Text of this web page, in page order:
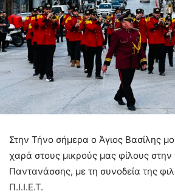
Στην Τήνο σήμερα ο Άγιος Βασίλης
χαρά στους μικρούς μας φίλους στην
Παντανάσσης, με τη συνοδεία της
Π.Ι.Ι.Ε.Τ.